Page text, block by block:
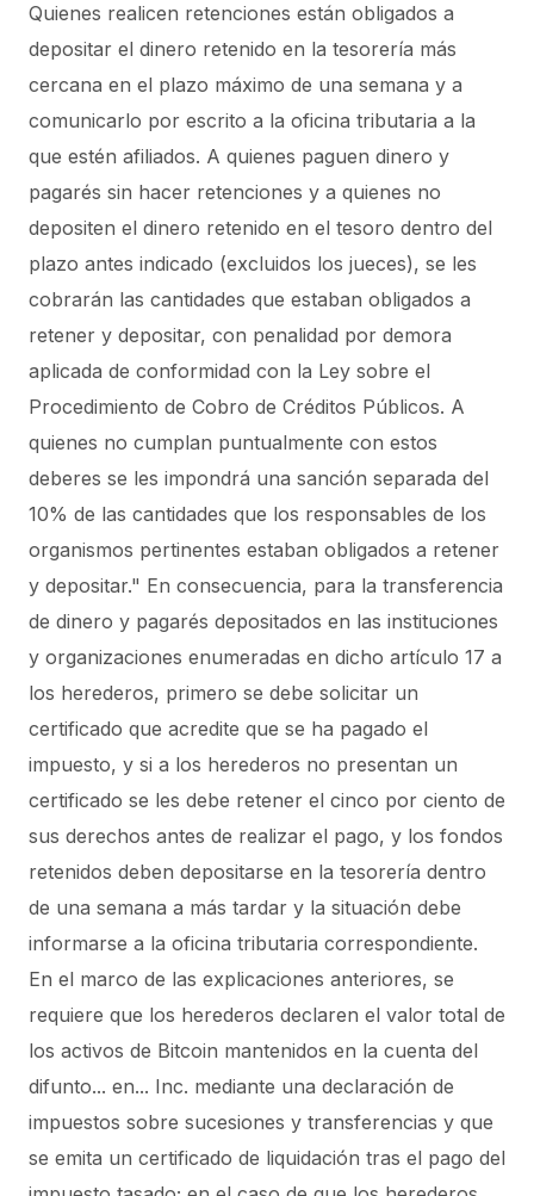
Quienes realicen retenciones están obligados a
depositar el dinero retenido en la tesorería más
cercana en el plazo máximo de una semana y a
comunicarlo por escrito a la oficina tributaria a la
que estén afiliados. A quienes paguen dinero y
pagarés sin hacer retenciones y a quienes no
depositen el dinero retenido en el tesoro dentro del
plazo antes indicado (excluidos los jueces), se les
cobrarán las cantidades que estaban obligados a
retener y depositar, con penalidad por demora
aplicada de conformidad con la Ley sobre el
Procedimiento de Cobro de Créditos Públicos. A
quienes no cumplan puntualmente con estos
deberes se les impondrá una sanción separada del
10% de las cantidades que los responsables de los
organismos pertinentes estaban obligados a retener
y depositar." En consecuencia, para la transferencia
de dinero y pagarés depositados en las instituciones
y organizaciones enumeradas en dicho artículo 17 a
los herederos, primero se debe solicitar un
certificado que acredite que se ha pagado el
impuesto, y si a los herederos no presentan un
certificado se les debe retener el cinco por ciento de
sus derechos antes de realizar el pago, y los fondos
retenidos deben depositarse en la tesorería dentro
de una semana a más tardar y la situación debe
informarse a la oficina tributaria correspondiente.
En el marco de las explicaciones anteriores, se
requiere que los herederos declaren el valor total de
los activos de Bitcoin mantenidos en la cuenta del
difunto... en... Inc. mediante una declaración de
impuestos sobre sucesiones y transferencias y que
se emita un certificado de liquidación tras el pago del